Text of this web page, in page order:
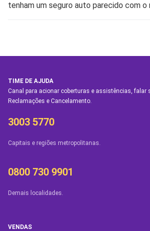
tenham um seguro auto parecido com o
TIME DE AJUDA
Canal para acionar coberturas e assistências, falar
Reclamações e Cancelamento.
3003 5770
Capitais e regiões metropolitanas.
0800 730 9901
Demais localidades.
VENDAS